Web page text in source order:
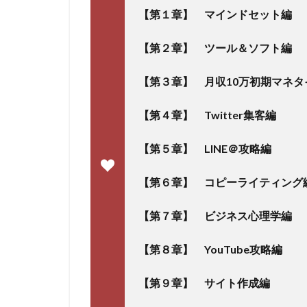
【第１章】 マインドセット編
【第２章】 ツール＆ソフト編
【第３章】 月収10万初期マネタ
【第４章】 Twitter集客編
【第５章】 LINE＠攻略編
【第６章】 コピーライティング
【第７章】 ビジネス心理学編
【第８章】 YouTube攻略編
【第９章】 サイト作成編